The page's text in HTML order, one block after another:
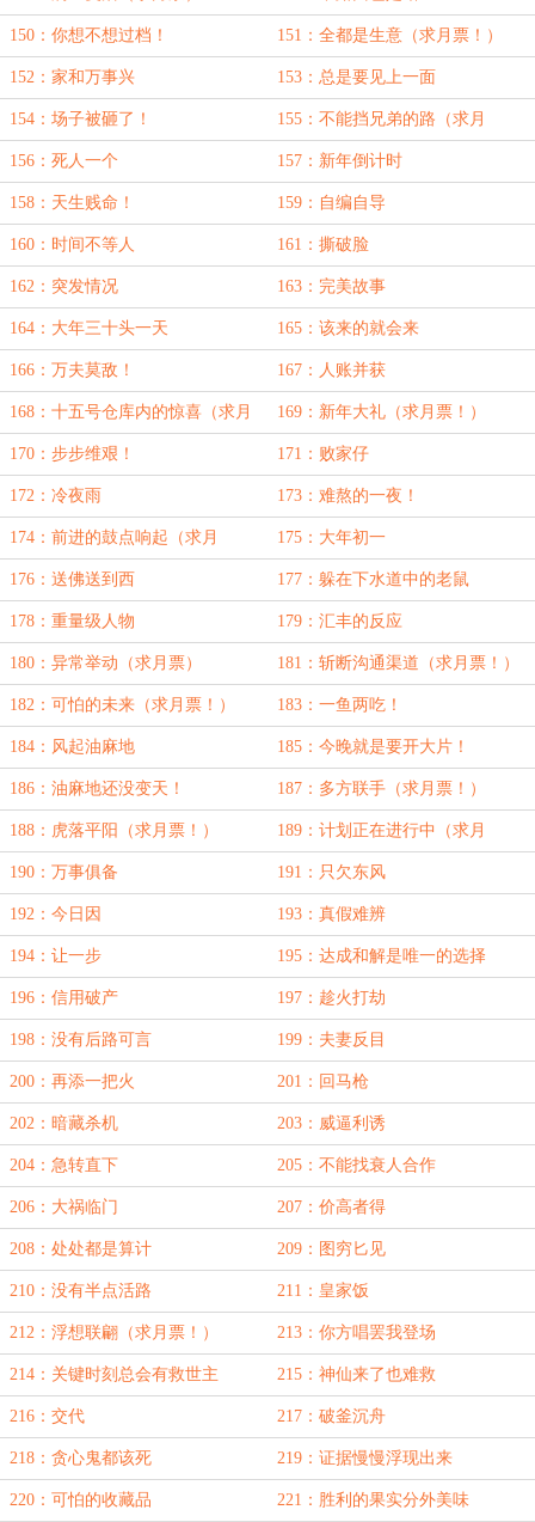
150：你想不想过档！ 151：全都是生意（求月票！）
152：家和万事兴 153：总是要见上一面
154：场子被砸了！ 155：不能挡兄弟的路（求月
票！）
156：死人一个 157：新年倒计时
158：天生贱命！ 159：自编自导
160：时间不等人 161：撕破脸
162：突发情况 163：完美故事
164：大年三十头一天 165：该来的就会来
166：万夫莫敌！ 167：人账并获
168：十五号仓库内的惊喜（求月
票！）
169：新年大礼（求月票！）
170：步步维艰！ 171：败家仔
172：冷夜雨 173：难熬的一夜！
174：前进的鼓点响起（求月
票！）
175：大年初一
176：送佛送到西 177：躲在下水道中的老鼠
178：重量级人物 179：汇丰的反应
180：异常举动（求月票） 181：斩断沟通渠道（求月票！）
182：可怕的未来（求月票！） 183：一鱼两吃！
184：风起油麻地 185：今晚就是要开大片！
186：油麻地还没变天！ 187：多方联手（求月票！）
188：虎落平阳（求月票！） 189：计划正在进行中（求月
票！）
190：万事俱备 191：只欠东风
192：今日因 193：真假难辨
194：让一步 195：达成和解是唯一的选择
196：信用破产 197：趁火打劫
198：没有后路可言 199：夫妻反目
200：再添一把火 201：回马枪
202：暗藏杀机 203：威逼利诱
204：急转直下 205：不能找衰人合作
206：大祸临门 207：价高者得
208：处处都是算计 209：图穷匕见
210：没有半点活路 211：皇家饭
212：浮想联翩（求月票！） 213：你方唱罢我登场
214：关键时刻总会有救世主 215：神仙来了也难救
216：交代 217：破釜沉舟
218：贪心鬼都该死 219：证据慢慢浮现出来
220：可怕的收藏品 221：胜利的果实分外美味